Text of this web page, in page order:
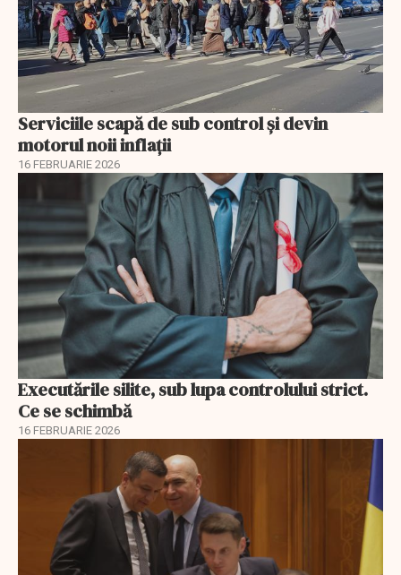
Serviciile scapă de sub control și devin
motorul noii inflații
16 FEBRUARIE 2026
Executările silite, sub lupa controlului strict.
Ce se schimbă
16 FEBRUARIE 2026